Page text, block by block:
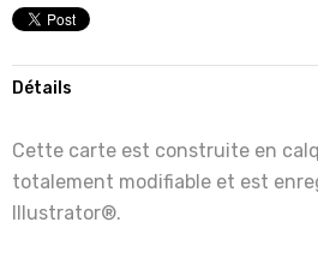
Détails
Cette carte est construite en
totalement modifiable et est
Illustrator®.